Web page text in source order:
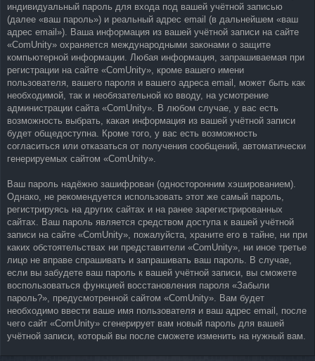
индивидуальный пароль для входа под вашей учётной записью
(далее «ваш пароль») и реальный адрес email (в дальнейшем «ваш
адрес email»). Ваша информация из вашей учётной записи на сайте
«ComUnity» охраняется международными законами о защите
компьютерной информации. Любая информация, запрашиваемая при
регистрации на сайте «ComUnity», кроме вашего имени
пользователя, вашего пароля и вашего адреса email, может быть как
необходимой, так и необязательной ко вводу, на усмотрение
администрации сайта «ComUnity». В любом случае, у вас есть
возможность выбрать, какая информация из вашей учётной записи
будет общедоступна. Кроме того, у вас есть возможность
согласиться или отказаться от получения сообщений, автоматически
генерируемых сайтом «ComUnity».
Ваш пароль надёжно зашифрован (односторонним хэшированием).
Однако, не рекомендуется использовать этот же самый пароль,
регистрируясь на других сайтах и на ранее зарегистрированных
сайтах. Ваш пароль является средством доступа к вашей учётной
записи на сайте «ComUnity», пожалуйста, храните его в тайне, ни при
каких обстоятельствах ни представители «ComUnity», ни иное третье
лицо не вправе спрашивать и запрашивать ваш пароль. В случае,
если вы забудете ваш пароль к вашей учётной записи, вы сможете
воспользоваться функцией восстановления пароля «Забыли
пароль?», предусмотренной сайтом «ComUnity». Вам будет
необходимо ввести ваше имя пользователя и ваш адрес email, после
чего сайт «ComUnity» сгенерирует вам новый пароль для вашей
учётной записи, который вы после сможете изменить на нужный вам.